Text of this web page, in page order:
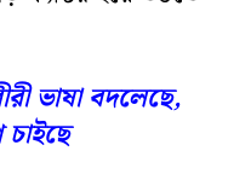
ভাষা বদলেছে,